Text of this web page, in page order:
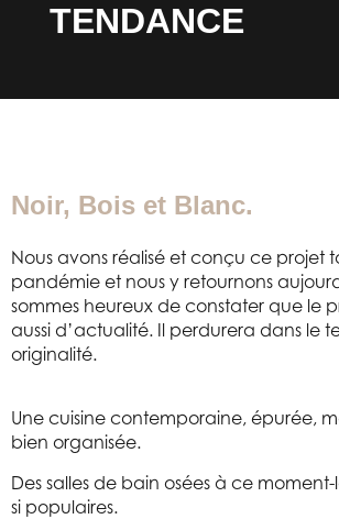
TENDANCE
Noir, Bois et Blanc.
Nous avons réalisé et conçu ce projet
pandémie et nous y retournons
sommes heureux de constater que le
aussi d’actualité. Il perdurera dans le
originalité.
Une cuisine contemporaine, épurée,
bien organisée.
Des salles de bain osées à ce
si populaires.